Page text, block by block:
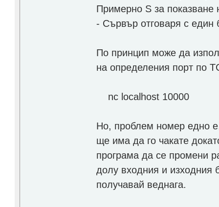
Примерно S за показване
- Сървър отговаря с един
По принцип може да
на определения порт по
nc localhost 10000
Но, проблем номер едно
ще има да го чакате
програма да се промени
долу входния и изходния
получавай веднага.